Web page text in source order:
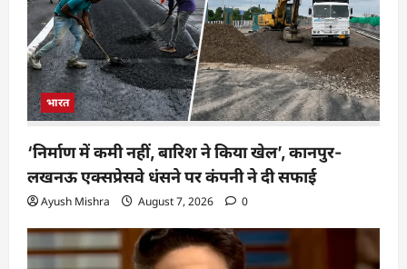
भारत
‘निर्माण में कमी नहीं, बारिश ने किया खेल’, कानपुर-
लखनऊ एक्सप्रेसवे धंसने पर कंपनी ने दी सफाई
Ayush Mishra August 7, 2026 0